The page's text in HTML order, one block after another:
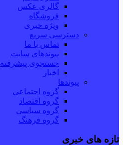
گالری عکس
فروشگاه
ویژه خبری
دسترسی سریع
تماس با ما
پیوندهای سایت
جستجوی پیشرفته
اخبار
پیوندها
گروه اجتماعی
گروه اقتصاد
گروه سیاسی
گروه فرهنگ
تازه های خبری